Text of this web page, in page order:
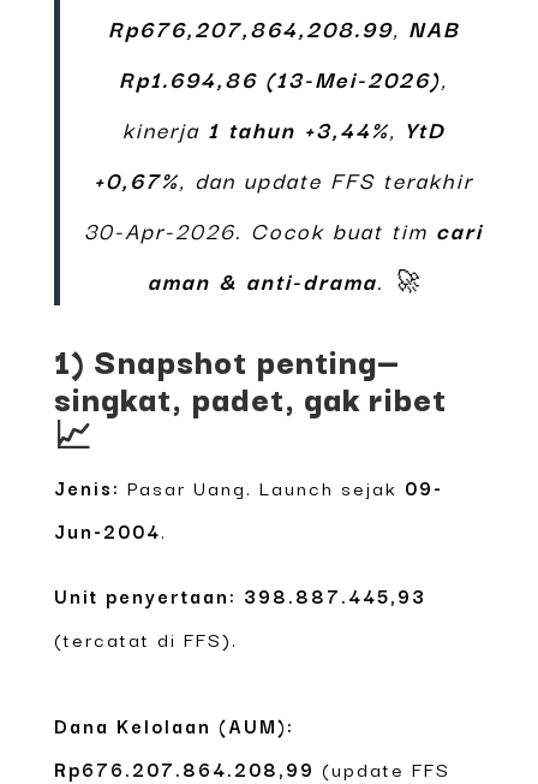
Rp676,207,864,208.99, NAB
Rp1.694,86 (13-Mei-2026),
kinerja 1 tahun +3,44%, YtD
+0,67%, dan update FFS terakhir
30-Apr-2026. Cocok buat tim cari
aman & anti-drama. 🚀
1) Snapshot penting—
singkat, padet, gak ribet
📈
Jenis: Pasar Uang. Launch sejak 09-
Jun-2004.
Unit penyertaan: 398.887.445,93
(tercatat di FFS).
Dana Kelolaan (AUM):
Rp676.207.864.208,99 (update FFS